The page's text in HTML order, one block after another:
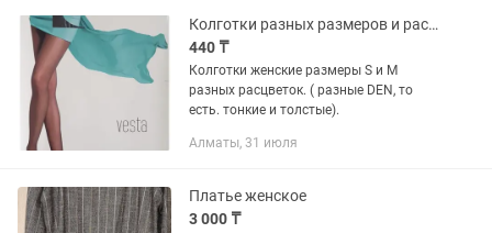
Колготки разных размеров и расцветок
440 ₸
Колготки женские размеры S и M
разных расцветок. ( разные DEN, то
есть. тонкие и толстые).
Алматы, 31 июля
Платье женское
3 000 ₸